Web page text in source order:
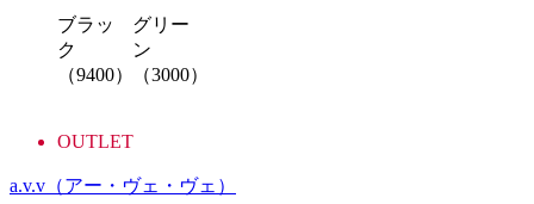
ブラッ
ク
（9400）
グリー
ン
（3000）
OUTLET
a.v.v （アー・ヴェ・ヴェ）